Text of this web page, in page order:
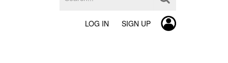
LOG IN SIGN UP